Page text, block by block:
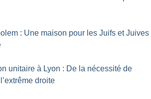
: Une maison pour les Juifs et Juives
unitaire à Lyon : De la nécessité de
droite